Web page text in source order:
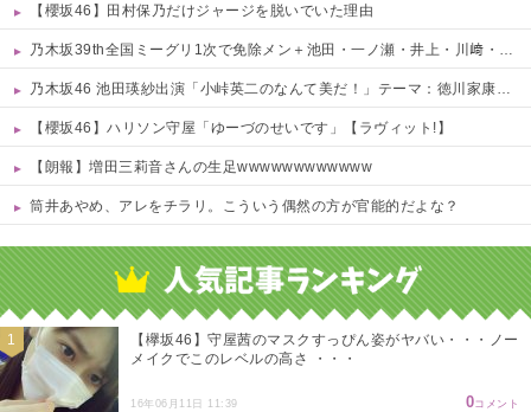
【櫻坂46】田村保乃だけジャージを脱いでいた理由
乃木坂39th全国ミーグリ1次で免除メン＋池田・一ノ瀬・井上・川﨑・菅原・中西が全完売
乃木坂46 池田瑛紗出演「小峠英二のなんて美だ！」テーマ：徳川家康【2025.8.5 24:00〜 TOKYO MX】
【櫻坂46】ハリソン守屋「ゆーづのせいです」【ラヴィット!】
【朗報】増田三莉音さんの生足wwwwwwwwwwww
筒井あやめ、アレをチラリ。こういう偶然の方が官能的だよな？
【欅坂46】守屋茜のマスクすっぴん姿がヤバい・・・ノー
メイクでこのレベルの高さ ・・・
16年06月11日 11:39 0コメント